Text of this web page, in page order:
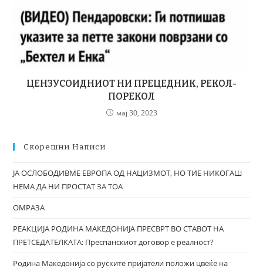
ЦЕНЗУСОИДНИОТ НИ ПРЕЦЕДНИК, РЕКОЛ-
ПОРЕКОЛ
мај 30, 2023
Скорешни Написи
ЈА ОСЛОБОДИВМЕ ЕВРОПА ОД НАЦИЗМОТ, НО ТИЕ НИКОГАШ
НЕМА ДА НИ ПРОСТАТ ЗА ТОА
ОМРАЗА
РЕАКЦИЈА РОДИНА МАКЕДОНИЈА ПРЕСВРТ ВО СТАВОТ НА
ПРЕТСЕДАТЕЛКАТА: Преспанскиот договор е реалност?
Родина Македонија со руските пријатели положи цвеќе на